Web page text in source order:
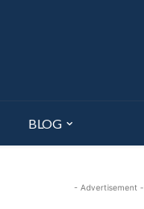
BLOG
- Advertisement -